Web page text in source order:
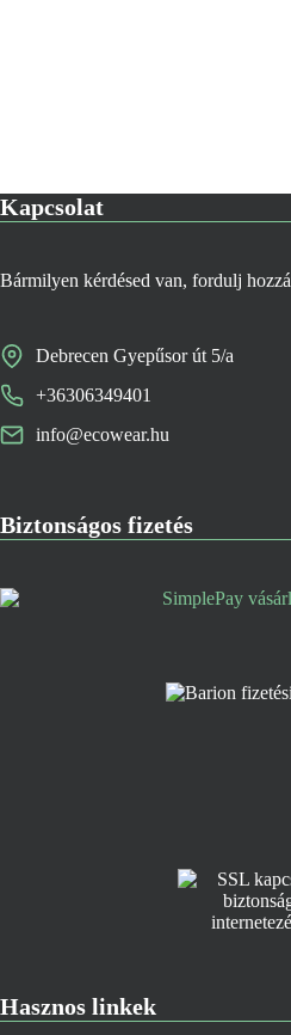
Kapcsolat
Bármilyen kérdésed van, fordulj
Debrecen Gyepűsor út 5/a
+36306349401
info@ecowear.hu
Biztonságos fizetés
Hasznos linkek